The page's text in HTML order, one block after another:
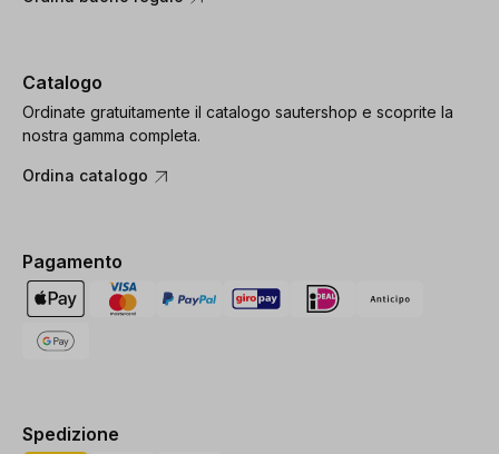
Catalogo
Ordinate gratuitamente il catalogo sautershop e scoprite la
nostra gamma completa.
Ordina catalogo
Pagamento
Spedizione